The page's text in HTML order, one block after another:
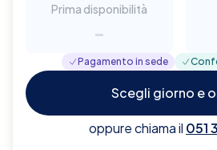
Prima disponibilità
-
Pagamento in sede
Scegli giorno e
oppure chiama il 051